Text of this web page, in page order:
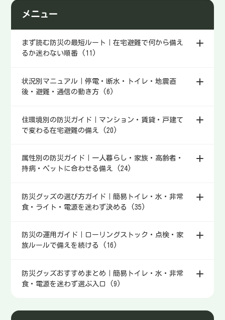
点を先に決めておくと、ムリな
く清潔を保てます。最低限の衛
でまとめました。
OK。停電時でも現実的に使える
メニュー
まず読む防災の最短ルート｜在宅避難で何から備え
るか迷わない順番 (11)
状況別マニュアル｜停電・断水・トイレ・地震直
後・避難・通信の動き方 (6)
住環境別の防災ガイド｜マンション・賃貸・戸建て
で変わる在宅避難の備え (20)
属性別の防災ガイド｜一人暮らし・家族・高齢者・
持病・ペットに合わせる備え (24)
防災グッズの選び方ガイド｜簡易トイレ・水・非常
食・ライト・電源を迷わず決める (35)
防災の運用ガイド｜ローリングストック・点検・家
族ルールで備えを続ける (16)
防災グッズおすすめまとめ｜簡易トイレ・水・非常
食・電源を迷わず選ぶ入口 (9)